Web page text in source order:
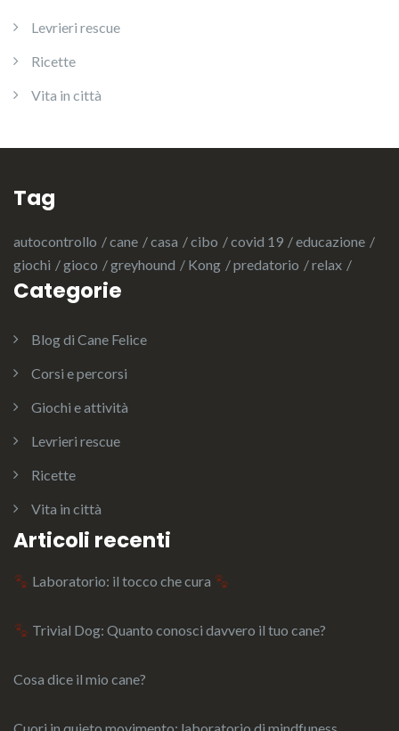
Levrieri rescue
Ricette
Vita in città
Tag
autocontrollo cane casa cibo covid 19
educazione
giochi
gioco greyhound Kong predatorio relax
Categorie
Blog di Cane Felice
Corsi e percorsi
Giochi e attività
Levrieri rescue
Ricette
Vita in città
Articoli recenti
Laboratorio: il tocco che cura
Trivial Dog: Quanto conosci davvero il tuo cane?
Cosa dice il mio cane?